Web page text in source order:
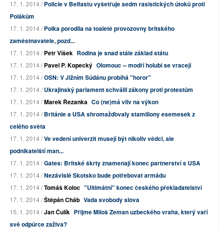
17. 1. 2014 /Policie v Belfastu vyšetřuje sedm rasistických útoků proti
Polákům
17. 1. 2014 /Polka porodila na toaletě provozovny britského
zaměstnavatele, pozd...
17. 1. 2014 /Petr Víšek Rodina je snad stále základ státu
17. 1. 2014 /Pavel P. Kopecký Olomouc -- modří holubi se vracejí
17. 1. 2014 /OSN: V Jižním Súdánu probíhá "horor"
17. 1. 2014 /Ukrajinský parlament schválil zákony proti protestům
17. 1. 2014 /Marek Řezanka Co (ne)má vliv na výkon
17. 1. 2014 /Británie a USA shromažďovaly stamiliony esemesek z
celého světa
17. 1. 2014 /Ve vedení univerzit musejí být nikoliv vědci, ale
podnikatelští man...
17. 1. 2014 /Gates: Britské škrty znamenají konec partnerství s USA
17. 1. 2014 /Nezávislé Skotsko bude potřebovat armádu
17. 1. 2014 /Tomáš Koloc "Ultimátní" konec českého překladatelství
17. 1. 2014 /Štěpán Cháb Vada svobody slova
15. 1. 2014 /Jan Čulík Přijme Miloš Zeman uzbeckého vraha, který vaří
své odpůrce zaživa?